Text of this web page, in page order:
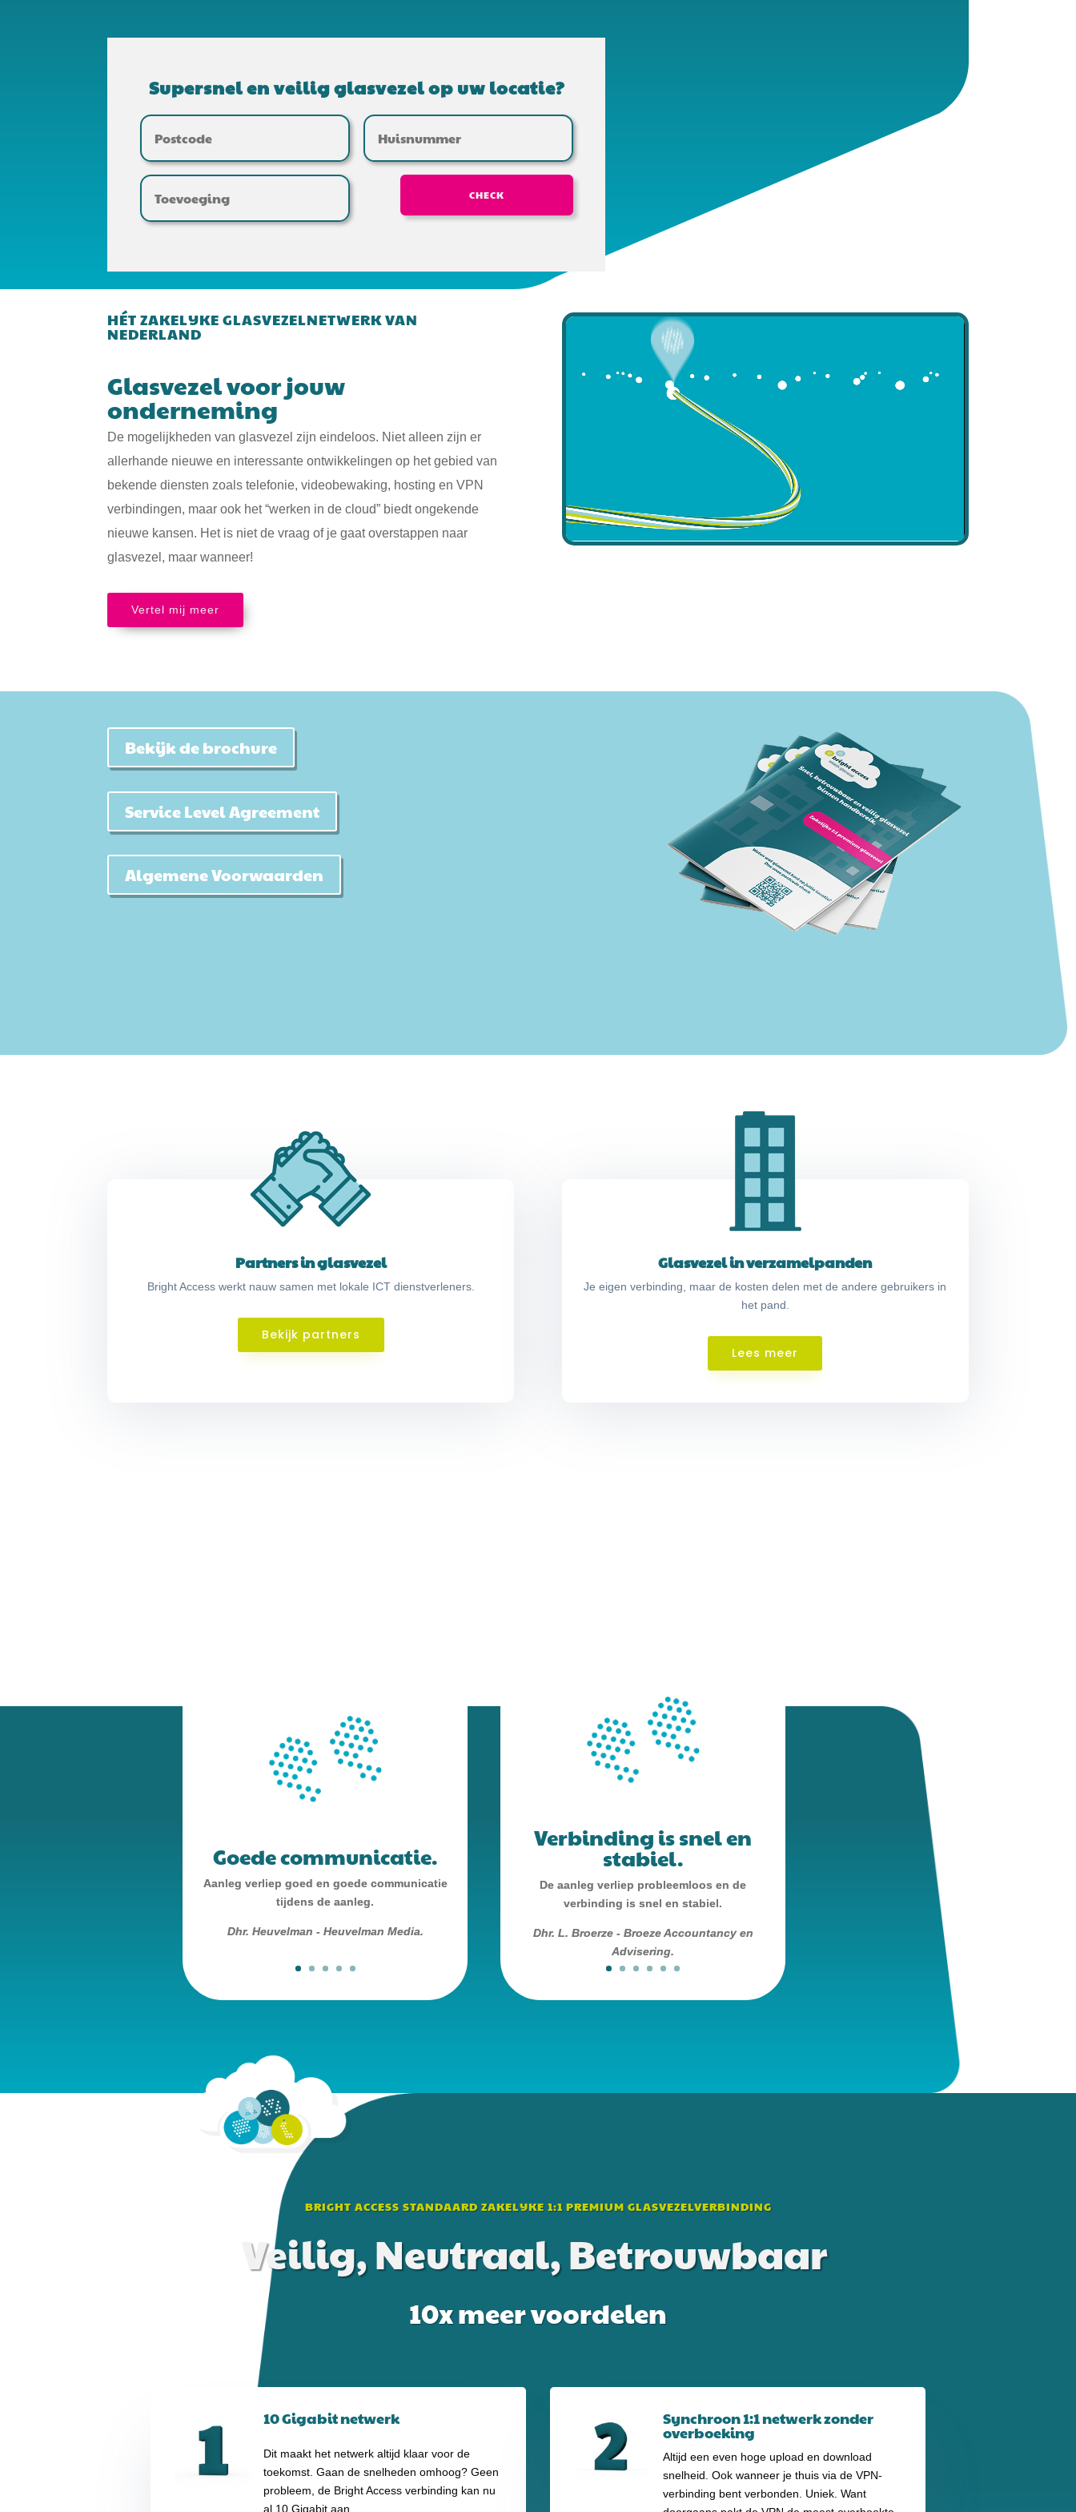
Supersnel en veilig glasvezel op uw locatie?
CHECK
HÉT ZAKELIJKE GLASVEZELNETWERK VAN
NEDERLAND
Glasvezel voor jouw
onderneming
De mogelijkheden van glasvezel zijn eindeloos. Niet alleen zijn er
allerhande nieuwe en interessante ontwikkelingen op het gebied van
bekende diensten zoals telefonie, videobewaking, hosting en VPN
verbindingen, maar ook het “werken in de cloud” biedt ongekende
nieuwe kansen. Het is niet de vraag of je gaat overstappen naar
glasvezel, maar wanneer!
Vertel mij meer
Bekijk de brochure
Service Level Agreement
Algemene Voorwaarden
Partners in glasvezel
Bright Access werkt nauw samen met lokale ICT dienstverleners.
Bekijk partners
Glasvezel in verzamelpanden
Je eigen verbinding, maar de kosten delen met de andere gebruikers in
het pand.
Lees meer
Goede communicatie.
Aanleg verliep goed en goede communicatie
tijdens de aanleg.
Dhr. Heuvelman - Heuvelman Media.
Verbinding is snel en
stabiel.
De aanleg verliep probleemloos en de
verbinding is snel en stabiel.
Dhr. L. Broerze - Broeze Accountancy en
Advisering.
BRIGHT ACCESS STANDAARD ZAKELIJKE 1:1 PREMIUM GLASVEZELVERBINDING
Veilig, Neutraal, Betrouwbaar
10x meer voordelen
10 Gigabit netwerk
Dit maakt het netwerk altijd klaar voor de
toekomst. Gaan de snelheden omhoog? Geen
probleem, de Bright Access verbinding kan nu
al 10 Gigabit aan.
Synchroon 1:1 netwerk zonder
overboeking
Altijd een even hoge upload en download
snelheid. Ook wanneer je thuis via de VPN-
verbinding bent verbonden. Uniek. Want